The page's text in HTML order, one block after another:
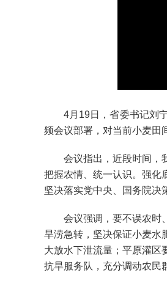
4月19日，省委书记刘宁
频会议部署，对当前小麦田
会议指出，近段时间，我
把握农情、统一认识。强化
坚决落实党中央、国务院决
会议强调，要不误农时、
旱涝急转，坚决保证小麦水
大放水下泄流量；平原灌区
抗旱服务队，充分调动农民